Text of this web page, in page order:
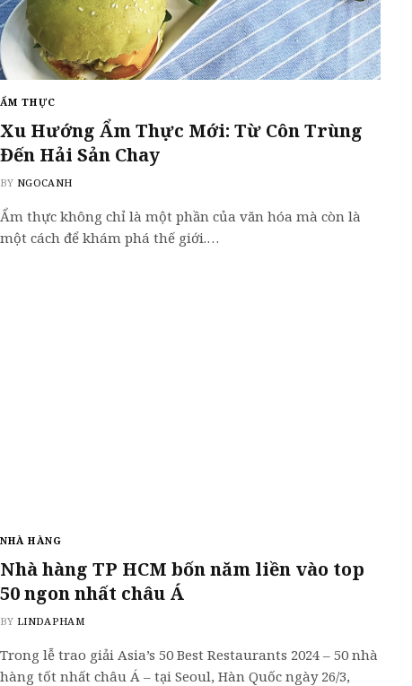
ẨM THỰC
Xu Hướng Ẩm Thực Mới: Từ Côn Trùng
Đến Hải Sản Chay
BY NGOCANH
Ẩm thực không chỉ là một phần của văn hóa mà còn là
một cách để khám phá thế giới.…
NHÀ HÀNG
Nhà hàng TP HCM bốn năm liền vào top
50 ngon nhất châu Á
BY LINDAPHAM
Trong lễ trao giải Asia’s 50 Best Restaurants 2024 – 50 nhà
hàng tốt nhất châu Á – tại Seoul, Hàn Quốc ngày 26/3,